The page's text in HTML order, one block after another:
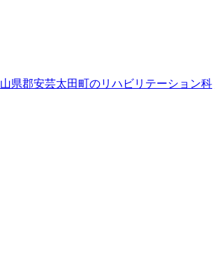
山県郡安芸太田町のリハビリテーション科